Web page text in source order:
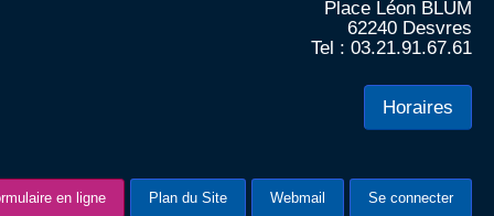
Place Léon BLUM
62240 Desvres
Tel : 03.21.91.67.61
Horaires
en ligne Plan du Site Webmail Se connecter